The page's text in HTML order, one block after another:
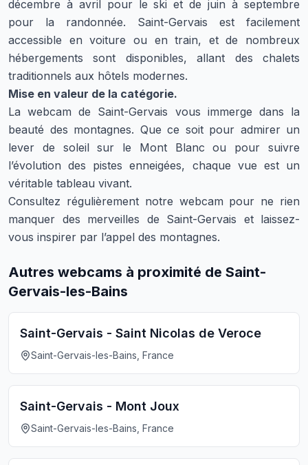
décembre à avril pour le ski et de juin à septembre
pour la randonnée. Saint-Gervais est facilement
accessible en voiture ou en train, et de nombreux
hébergements sont disponibles, allant des chalets
traditionnels aux hôtels modernes.
Mise en valeur de la catégorie.
La webcam de Saint-Gervais vous immerge dans la
beauté des montagnes. Que ce soit pour admirer un
lever de soleil sur le Mont Blanc ou pour suivre
l’évolution des pistes enneigées, chaque vue est un
véritable tableau vivant.
Consultez régulièrement notre webcam pour ne rien
manquer des merveilles de Saint-Gervais et laissez-
vous inspirer par l’appel des montagnes.
Autres webcams à proximité de Saint-
Gervais-les-Bains
Saint-Gervais - Saint Nicolas de Veroce
Saint-Gervais-les-Bains, France
Saint-Gervais - Mont Joux
Saint-Gervais-les-Bains, France